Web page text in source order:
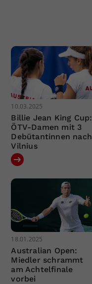
10.03.2025
Billie Jean King Cup:
ÖTV-Damen mit 3
Debütantinnen nach
Vilnius
18.01.2025
Australian Open:
Miedler schrammt
am Achtelfinale
vorbei